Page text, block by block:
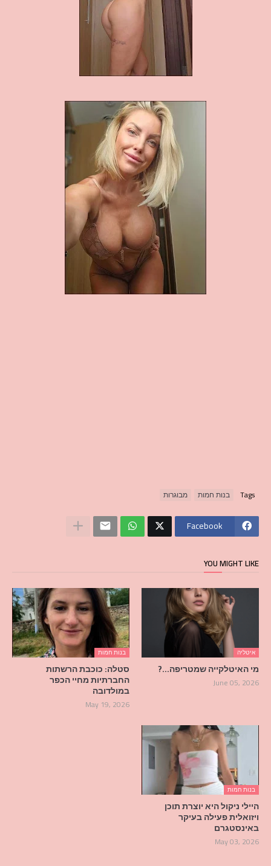
Tags בנות חמות מבוגרות
Facebook
YOU MIGHT LIKE
איטליה
מי האיטלקייה שמטריפה…?
June 05, 2026
בנות חמות
סטלה: כוכבת הרשתות
החברתיות מחיי הכפר
במולדובה
May 19, 2026
בנות חמות
היילי ניקול היא יוצרת תוכן
ויזואלית פעילה בעיקר
באינסטגרם
May 03, 2026